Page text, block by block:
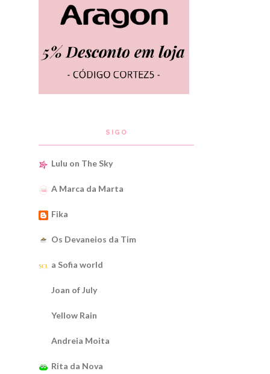
SIGO
Lulu on The Sky
A Marca da Marta
Fika
Os Devaneios da Tim
a Sofia world
Joan of July
Yellow Rain
Andreia Moita
Rita da Nova